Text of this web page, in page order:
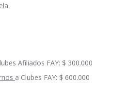
Afiliados FAY: $ 300.000
a Clubes FAY: $ 600.000